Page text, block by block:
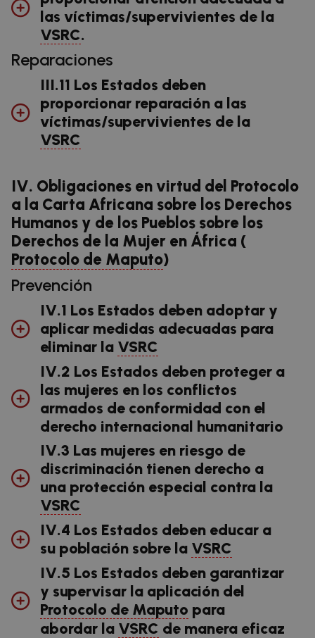
las víctimas/supervivientes de la
VSRC.
Reparaciones
III.11 Los Estados deben
proporcionar reparación a las
víctimas/supervivientes de la
VSRC
IV. Obligaciones en virtud del Protocolo
a la Carta Africana sobre los Derechos
Humanos y de los Pueblos sobre los
Derechos de la Mujer en África (
Protocolo de Maputo)
Prevención
IV.1 Los Estados deben adoptar y
aplicar medidas adecuadas para
eliminar la VSRC
IV.2 Los Estados deben proteger a
las mujeres en los conflictos
armados de conformidad con el
derecho internacional humanitario
IV.3 Las mujeres en riesgo de
discriminación tienen derecho a
una protección especial contra la
VSRC
IV.4 Los Estados deben educar a
su población sobre la VSRC
IV.5 Los Estados deben garantizar
y supervisar la aplicación del
Protocolo de Maputo para
abordar la VSRC de manera eficaz